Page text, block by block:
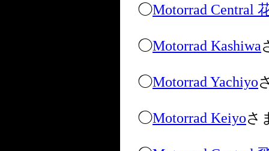
◯Motorrad Central
◯Motorrad Kashiwa
◯Motorrad Yachiyo
◯Motorrad Keiyoさ